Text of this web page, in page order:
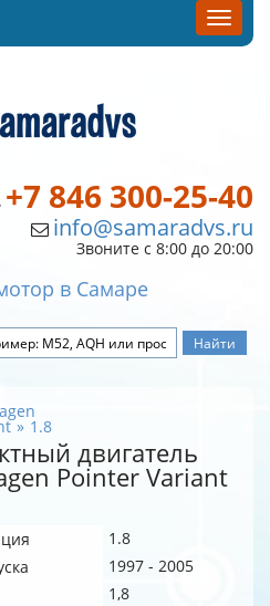
+7 846 300-25-40
info@samaradvs.ru
Звоните с 8:00 до 20:00
в Самаре
1.8
двигатель
Pointer Variant
1.8
1997 - 2005
1,8